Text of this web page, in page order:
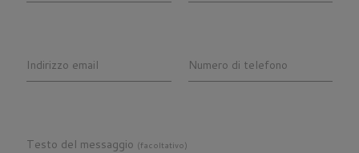
Indirizzo email Numero di telefono
Testo del messaggio (facoltativo)